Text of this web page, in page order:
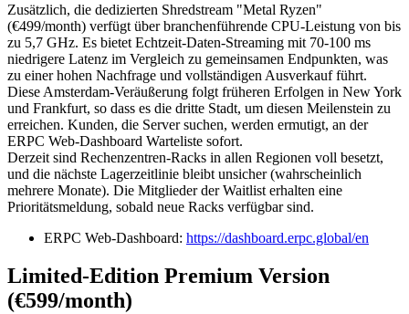
Zusätzlich, die dedizierten Shredstream "Metal Ryzen"
(€499/month) verfügt über branchenführende CPU-Leistung von bis
zu 5,7 GHz. Es bietet Echtzeit-Daten-Streaming mit 70-100 ms
niedrigere Latenz im Vergleich zu gemeinsamen Endpunkten, was
zu einer hohen Nachfrage und vollständigen Ausverkauf führt.
Diese Amsterdam-Veräußerung folgt früheren Erfolgen in New York
und Frankfurt, so dass es die dritte Stadt, um diesen Meilenstein zu
erreichen. Kunden, die Server suchen, werden ermutigt, an der
ERPC Web-Dashboard Warteliste sofort.
Derzeit sind Rechenzentren-Racks in allen Regionen voll besetzt,
und die nächste Lagerzeitlinie bleibt unsicher (wahrscheinlich
mehrere Monate). Die Mitglieder der Waitlist erhalten eine
Prioritätsmeldung, sobald neue Racks verfügbar sind.
ERPC Web-Dashboard: https://dashboard.erpc.global/en
Limited-Edition Premium Version
(€599/month)